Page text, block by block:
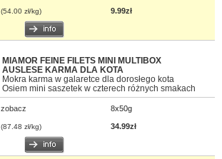
(54.00 zł/kg) 9.99zł
MIAMOR FEINE FILETS MINI MULTIBOX
AUSLESE KARMA DLA KOTA
Mokra karma w galaretce dla dorosłego kota
Osiem mini saszetek w czterech różnych smakach
zobacz 8x50g
(87.48 zł/kg) 34.99zł